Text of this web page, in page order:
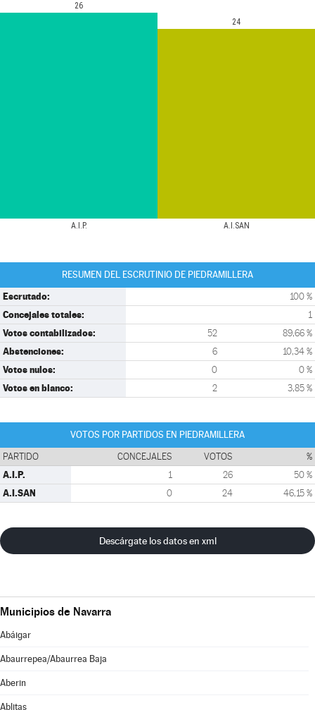
A.I.P. A.I.SAN
26
24
RESUMEN DEL ESCRUTINIO DE PIEDRAMILLERA
Escrutado: 100 %
Concejales totales: 1
Votos contabilizados: 52 89,66 %
Abstenciones: 6 10,34 %
Votos nulos: 0 0 %
Votos en blanco: 2 3,85 %
VOTOS POR PARTIDOS EN PIEDRAMILLERA
PARTIDO CONCEJALES VOTOS %
A.I.P. 1 26 50 %
A.I.SAN 0 24 46,15 %
Descárgate los datos en xml
Municipios de Navarra
Abáigar
Abaurrepea/Abaurrea Baja
Aberin
Ablitas